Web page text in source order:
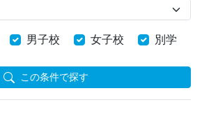
男子校 女子校 別学
この条件で探す